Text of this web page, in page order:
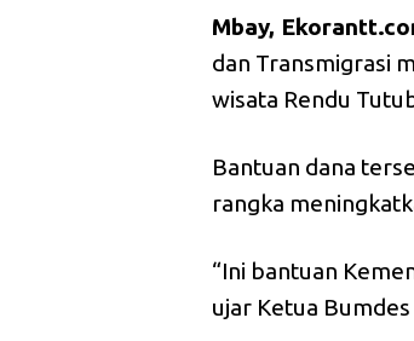
Mbay,
dan Transmigrasi
wisata Rendu
Bantuan dana
rangka
“Ini bantuan
ujar Ketua